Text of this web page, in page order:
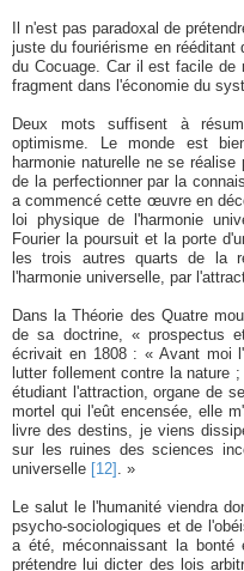
Il n'est pas paradoxal de
juste du fouriérisme en rééditant
du Cocuage. Car il est facile de
fragment dans l'économie du
Deux mots suffisent à
optimisme. Le monde est
harmonie naturelle ne se
de la perfectionner par la
a commencé cette œuvre en
loi physique de l'harmonie
Fourier la poursuit et la porte
les trois autres quarts de la
l'harmonie universelle, par
Dans la Théorie des Quatre
de sa doctrine, « prospectus
écrivait en 1808 : « Avant moi
lutter follement contre la nature
étudiant l'attraction, organe de
mortel qui l'eût encensée, elle
livre des destins, je viens
sur les ruines des sciences
universelle
[12] . »
Le salut le l'humanité viendra
psycho-sociologiques et de
a été, méconnaissant la
prétendre lui dicter des lois